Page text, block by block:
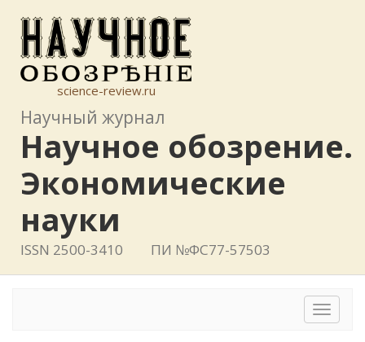
science-review.ru
Научный журнал
Научное обозрение.
Экономические
науки
ISSN 2500-3410 ПИ №ФС77-57503
Toggle